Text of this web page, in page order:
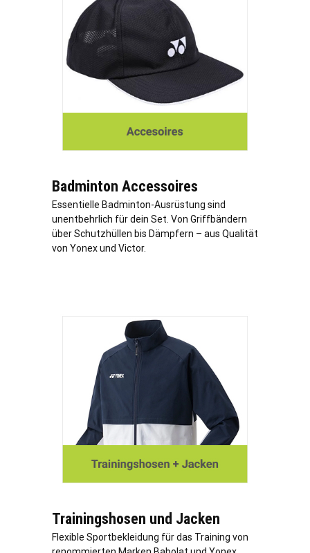
Badminton Accessoires
Essentielle Badminton-Ausrüstung sind
unentbehrlich für dein Set. Von Griffbändern
über Schutzhüllen bis Dämpfern – aus Qualität
von Yonex und Victor.
Trainingshosen und Jacken
Flexible Sportbekleidung für das Training von